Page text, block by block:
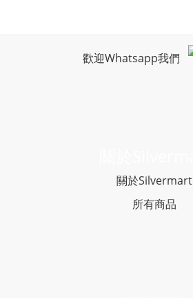
歡迎Whatsapp我們
關於Silvermart
所有商品